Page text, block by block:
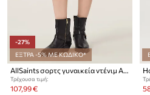
-27%
ΕΞΤΡΑ -5% ΜΕ ΚΩΔΙΚΟ*
AllSaints σορτς γυναικεία ντένιμ AKI
Τρέχουσα τιμή:
107,99 €